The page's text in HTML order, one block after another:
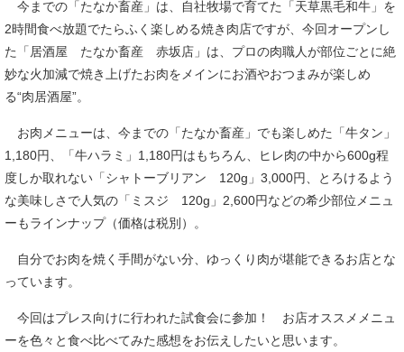
今までの「たなか畜産」は、自社牧場で育てた「天草黒毛和牛」を
2時間食べ放題でたらふく楽しめる焼き肉店ですが、今回オープンし
た「居酒屋 たなか畜産 赤坂店」は、プロの肉職人が部位ごとに絶
妙な火加減で焼き上げたお肉をメインにお酒やおつまみが楽しめ
る“肉居酒屋”。
お肉メニューは、今までの「たなか畜産」でも楽しめた「牛タン」
1,180円、「牛ハラミ」1,180円はもちろん、ヒレ肉の中から600g程
度しか取れない「シャトーブリアン 120g」3,000円、とろけるよう
な美味しさで人気の「ミスジ 120g」2,600円などの希少部位メニュ
ーもラインナップ（価格は税別）。
自分でお肉を焼く手間がない分、ゆっくり肉が堪能できるお店とな
っています。
今回はプレス向けに行われた試食会に参加！ お店オススメメニュ
ーを色々と食べ比べてみた感想をお伝えしたいと思います。